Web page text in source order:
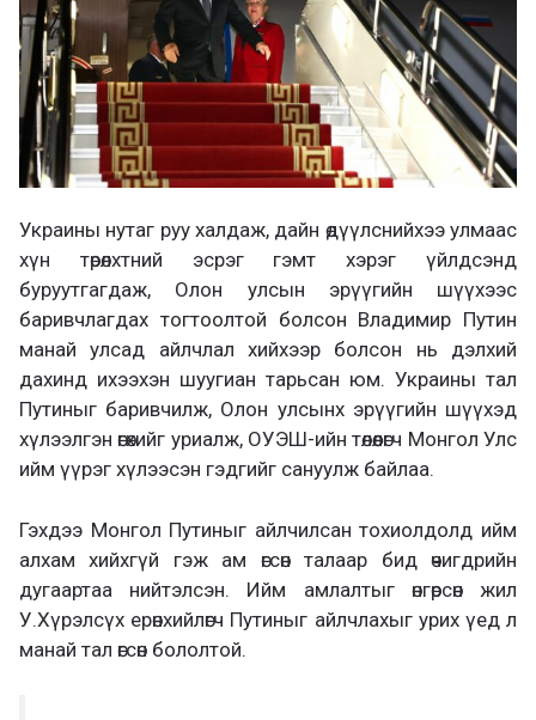
Украины нутаг руу халдаж, дайн өдүүлснийхээ улмаас
хүн төрөлхтний эсрэг гэмт хэрэг үйлдсэнд
буруутгагдаж, Олон улсын эрүүгийн шүүхээс
баривчлагдах тогтоолтой болсон Владимир Путин
манай улсад айлчлал хийхээр болсон нь дэлхий
дахинд ихээхэн шуугиан тарьсан юм. Украины тал
Путиныг баривчилж, Олон улсынх эрүүгийн шүүхэд
хүлээлгэн өгөхийг уриалж, ОУЭШ-ийн төлөөлөгч Монгол Улс
ийм үүрэг хүлээсэн гэдгийг сануулж байлаа.
Гэхдээ Монгол Путиныг айлчилсан тохиолдолд ийм
алхам хийхгүй гэж ам өгсөн талаар бид өчигдрийн
дугаартаа нийтэлсэн. Ийм амлалтыг өнгөрсөн жил
У.Хүрэлсүх ерөнхийлөгч Путиныг айлчлахыг урих үед л
манай тал өгсөн бололтой.